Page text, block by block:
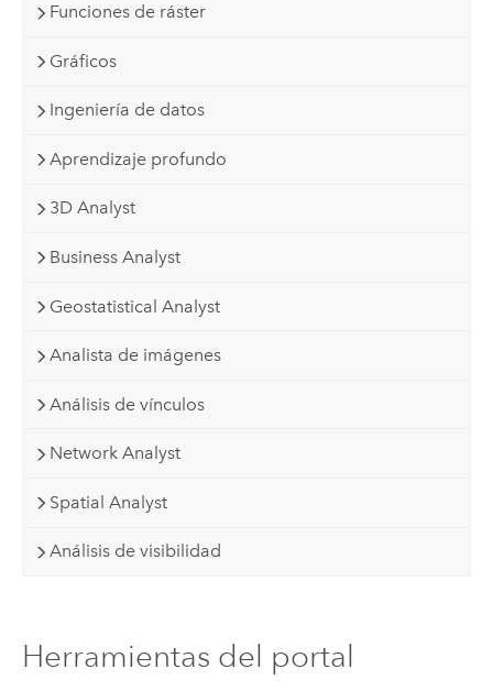
Funciones de ráster
Gráficos
Ingeniería de datos
Aprendizaje profundo
3D Analyst
Business Analyst
Geostatistical Analyst
Analista de imágenes
Análisis de vínculos
Network Analyst
Spatial Analyst
Análisis de visibilidad
Herramientas del portal